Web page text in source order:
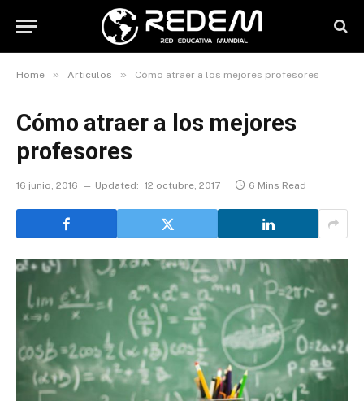
Home » Artículos » Cómo atraer a los mejores profesores
Cómo atraer a los mejores
profesores
16 junio, 2016 Updated: 12 octubre, 2017 6 Mins Read